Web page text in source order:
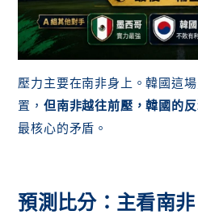
壓力主要在南非身上。韓國這
置， 但南非越往前壓，韓國的
最核心的矛盾。
預測比分：主看南